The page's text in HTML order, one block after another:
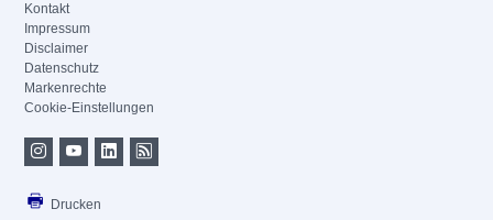
Kontakt
Impressum
Disclaimer
Datenschutz
Markenrechte
Cookie-Einstellungen
Drucken